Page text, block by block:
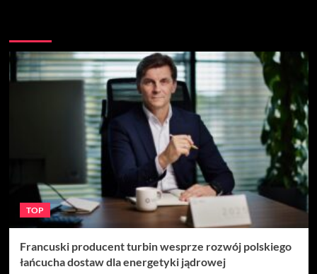
TOP
Francuski producent turbin wesprze rozwój polskiego
łańcucha dostaw dla energetyki jądrowej